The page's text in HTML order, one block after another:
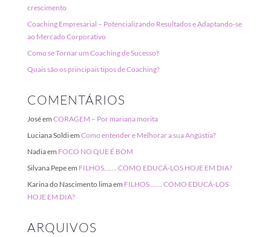
crescimento
Coaching Empresarial – Potencializando Resultados e Adaptando-se
ao Mercado Corporativo
Como se Tornar um Coaching de Sucesso?
Quais são os principais tipos de Coaching?
COMENTÁRIOS
Joséem CORAGEM – Por mariana morita
Luciana Soldiem Como entender e Melhorar a sua Angústia?
Nadiaem FOCO NO QUE É BOM
Silvana Pepeem FILHOS……. COMO EDUCÁ-LOS HOJE EM DIA?
Karina do Nascimento limaem FILHOS……. COMO EDUCÁ-LOS
HOJE EM DIA?
ARQUIVOS